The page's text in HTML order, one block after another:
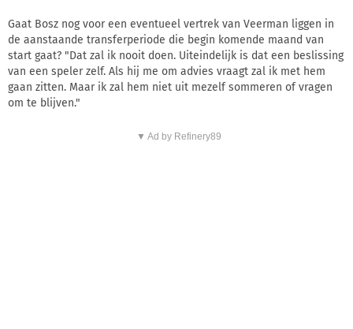
Gaat Bosz nog voor een eventueel vertrek van Veerman liggen in
de aanstaande transferperiode die begin komende maand van
start gaat? "Dat zal ik nooit doen. Uiteindelijk is dat een beslissing
van een speler zelf. Als hij me om advies vraagt zal ik met hem
gaan zitten. Maar ik zal hem niet uit mezelf sommeren of vragen
om te blijven."
▼ Ad by Refinery89